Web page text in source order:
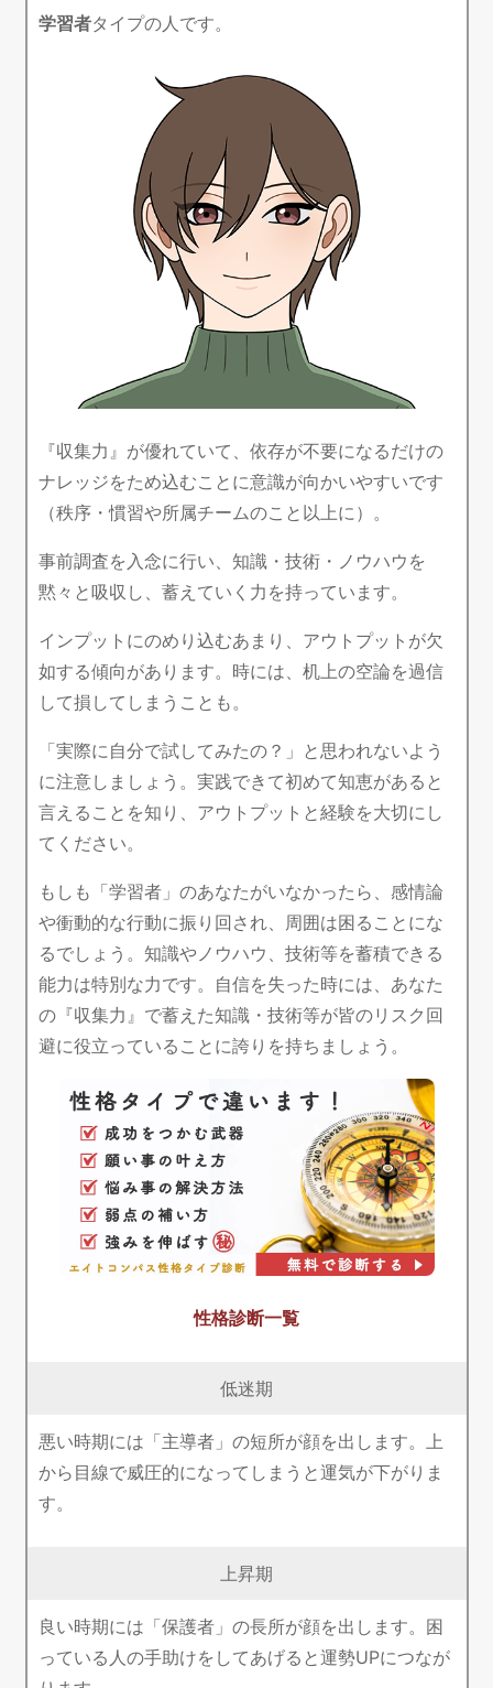
学習者タイプの人です。
『収集力』が優れていて、依存が不要になるだけの
ナレッジをため込むことに意識が向かいやすいです
（秩序・慣習や所属チームのこと以上に）。
事前調査を入念に行い、知識・技術・ノウハウを
黙々と吸収し、蓄えていく力を持っています。
インプットにのめり込むあまり、アウトプットが欠
如する傾向があります。時には、机上の空論を過信
して損してしまうことも。
「実際に自分で試してみたの？」と思われないよう
に注意しましょう。実践できて初めて知恵があると
言えることを知り、アウトプットと経験を大切にし
てください。
もしも「学習者」のあなたがいなかったら、感情論
や衝動的な行動に振り回され、周囲は困ることにな
るでしょう。知識やノウハウ、技術等を蓄積できる
能力は特別な力です。自信を失った時には、あなた
の『収集力』で蓄えた知識・技術等が皆のリスク回
避に役立っていることに誇りを持ちましょう。
性格診断一覧
低迷期
悪い時期には「主導者」の短所が顔を出します。上
から目線で威圧的になってしまうと運気が下がりま
す。
上昇期
良い時期には「保護者」の長所が顔を出します。困
っている人の手助けをしてあげると運勢UPにつなが